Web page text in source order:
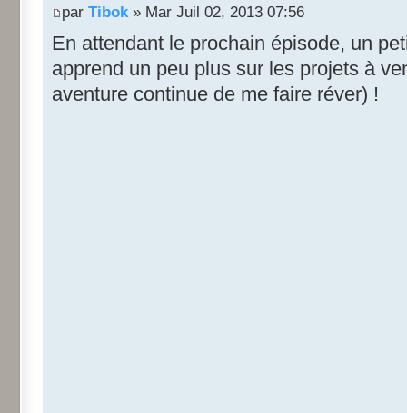
par Tibok» Mar Juil 02, 2013 07:56
En attendant le prochain épisode, un
apprend un peu plus sur les projets à
aventure continue de me faire réver) !